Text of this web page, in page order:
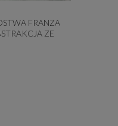
FRANZA
ZE